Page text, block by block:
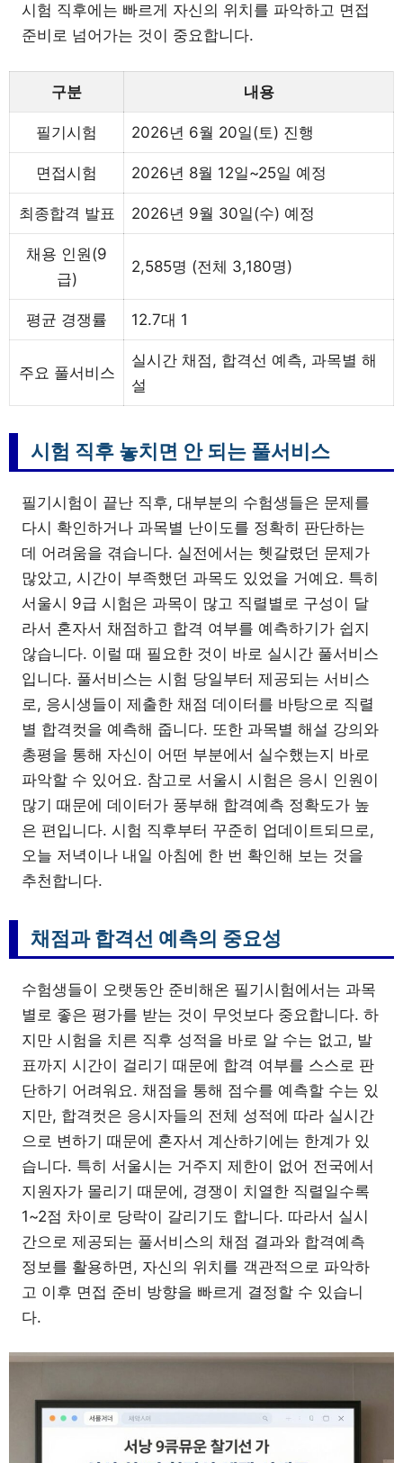
시험 직후에는 빠르게 자신의 위치를 파악하고 면접
준비로 넘어가는 것이 중요합니다.
구분 내용
필기시험 2026년 6월 20일(토) 진행
면접시험 2026년 8월 12일~25일 예정
최종합격 발표 2026년 9월 30일(수) 예정
채용 인원(9
급)
2,585명 (전체 3,180명)
평균 경쟁률 12.7대 1
주요 풀서비스
실시간 채점, 합격선 예측, 과목별 해
설
시험 직후 놓치면 안 되는 풀서비스
필기시험이 끝난 직후, 대부분의 수험생들은 문제를
다시 확인하거나 과목별 난이도를 정확히 판단하는
데 어려움을 겪습니다. 실전에서는 헷갈렸던 문제가
많았고, 시간이 부족했던 과목도 있었을 거예요. 특히
서울시 9급 시험은 과목이 많고 직렬별로 구성이 달
라서 혼자서 채점하고 합격 여부를 예측하기가 쉽지
않습니다. 이럴 때 필요한 것이 바로 실시간 풀서비스
입니다. 풀서비스는 시험 당일부터 제공되는 서비스
로, 응시생들이 제출한 채점 데이터를 바탕으로 직렬
별 합격컷을 예측해 줍니다. 또한 과목별 해설 강의와
총평을 통해 자신이 어떤 부분에서 실수했는지 바로
파악할 수 있어요. 참고로 서울시 시험은 응시 인원이
많기 때문에 데이터가 풍부해 합격예측 정확도가 높
은 편입니다. 시험 직후부터 꾸준히 업데이트되므로,
오늘 저녁이나 내일 아침에 한 번 확인해 보는 것을
추천합니다.
채점과 합격선 예측의 중요성
수험생들이 오랫동안 준비해온 필기시험에서는 과목
별로 좋은 평가를 받는 것이 무엇보다 중요합니다. 하
지만 시험을 치른 직후 성적을 바로 알 수는 없고, 발
표까지 시간이 걸리기 때문에 합격 여부를 스스로 판
단하기 어려워요. 채점을 통해 점수를 예측할 수는 있
지만, 합격컷은 응시자들의 전체 성적에 따라 실시간
으로 변하기 때문에 혼자서 계산하기에는 한계가 있
습니다. 특히 서울시는 거주지 제한이 없어 전국에서
지원자가 몰리기 때문에, 경쟁이 치열한 직렬일수록
1~2점 차이로 당락이 갈리기도 합니다. 따라서 실시
간으로 제공되는 풀서비스의 채점 결과와 합격예측
정보를 활용하면, 자신의 위치를 객관적으로 파악하
고 이후 면접 준비 방향을 빠르게 결정할 수 있습니
다.